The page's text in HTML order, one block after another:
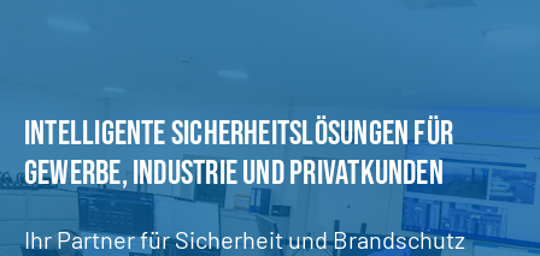
INTELLIGENTE SICHERHEITSLÖSUNGEN FÜR
GEWERBE, INDUSTRIE UND PRIVATKUNDEN
Ihr Partner für Sicherheit und Brandschutz